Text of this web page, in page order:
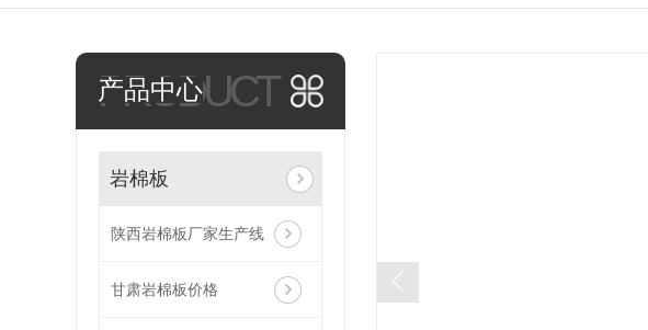
甘肃岩棉板价格
陕西岩棉板销售
陕西岩棉板源头工厂
PRODUCT
产品中心
岩棉板
陕西岩棉板厂家生产线
甘肃岩棉板价格